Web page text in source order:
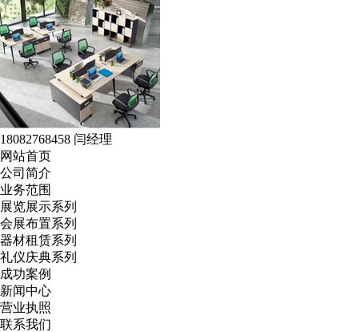
18082768458 闫经理
网站首页
公司简介
业务范围
展览展示系列
会展布置系列
器材租赁系列
礼仪庆典系列
成功案例
新闻中心
营业执照
联系我们